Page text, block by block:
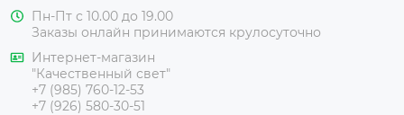
Пн-Пт с 10.00 до 19.00
Заказы онлайн принимаются крулосуточно
Интернет-магазин
"Качественный свет"
+7 (985) 760-12-53
+7 (926) 580-30-51